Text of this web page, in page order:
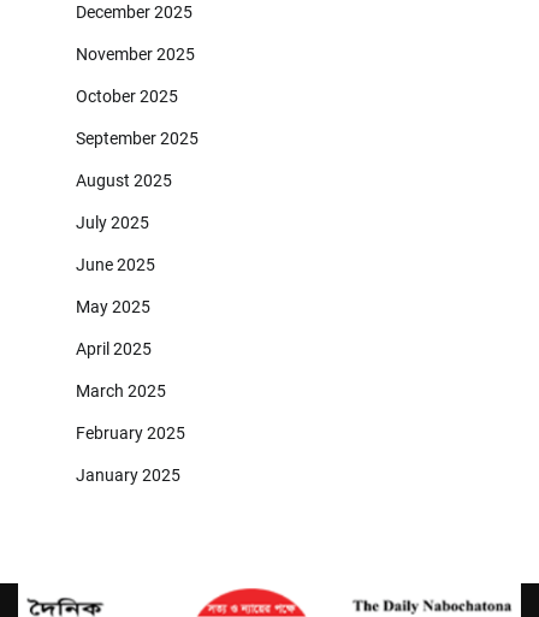
December 2025
November 2025
October 2025
September 2025
August 2025
July 2025
June 2025
May 2025
April 2025
March 2025
February 2025
January 2025